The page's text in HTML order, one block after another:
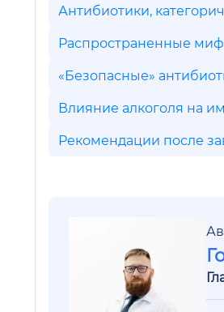
Антибиотики,
Распространенные
«Безопасные»
Влияние алкоголя на
Рекомендации после